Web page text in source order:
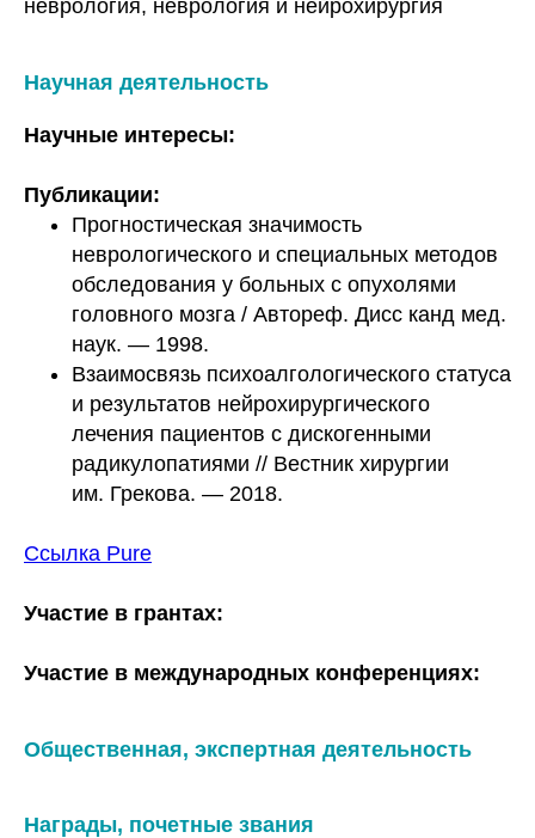
неврология, неврология и нейрохирургия
Научная деятельность
Научные интересы:
Публикации:
Прогностическая значимость
неврологического и специальных методов
обследования у больных с опухолями
головного мозга / Автореф. Дисс канд мед.
наук. — 1998.
Взаимосвязь психоалгологического статуса
и результатов нейрохирургического
лечения пациентов с дискогенными
радикулопатиями // Вестник хирургии
им. Грекова. — 2018.
Ссылка Pure
Участие в грантах:
Участие в международных конференциях:
Общественная, экспертная деятельность
Награды, почетные звания